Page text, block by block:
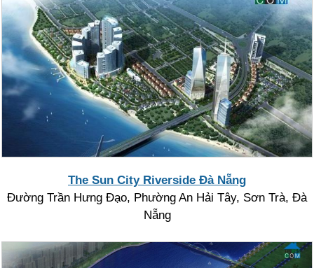
The Sun City Riverside Đà Nẵng
Đường Trần Hưng Đạo, Phường An Hải Tây, Sơn Trà, Đà
Nẵng